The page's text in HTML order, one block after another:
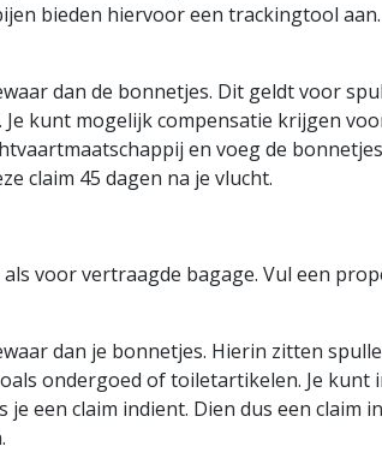
bieden hiervoor een trackingtool
dan de bonnetjes. Dit geldt voor
kunt mogelijk compensatie krijgen
en voeg de
claim 45 dagen na je vlucht.
voor vertraagde bagage. Vul een
dan je bonnetjes. Hierin zitten
ondergoed of toiletartikelen. Je kunt
een claim indient. Dien dus een claim